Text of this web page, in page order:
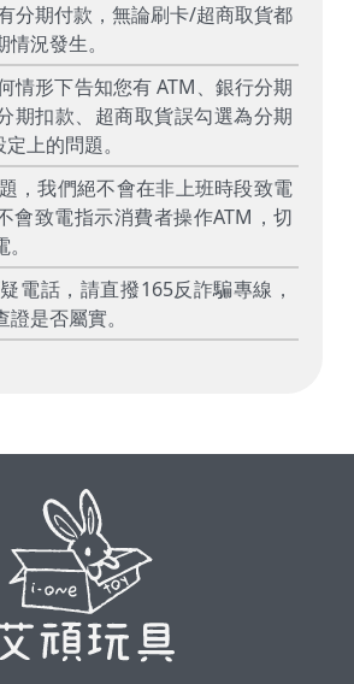
分期付款，無論刷卡/超商取貨都
況發生。
情形下告知您有 ATM、銀行分期
期扣款、超商取貨誤勾選為分期
上的問題。
，我們絕不會在非上班時段致電
會致電指示消費者操作ATM，切
電話，請直撥165反詐騙專線，
是否屬實。